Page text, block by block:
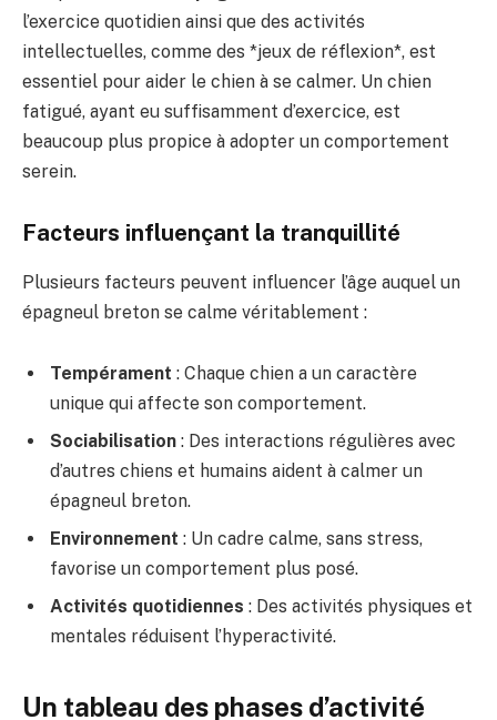
l’exercice quotidien ainsi que des activités
intellectuelles, comme des *jeux de réflexion*, est
essentiel pour aider le chien à se calmer. Un chien
fatigué, ayant eu suffisamment d’exercice, est
beaucoup plus propice à adopter un comportement
serein.
Facteurs influençant la tranquillité
Plusieurs facteurs peuvent influencer l’âge auquel un
épagneul breton se calme véritablement :
Tempérament : Chaque chien a un caractère
unique qui affecte son comportement.
Sociabilisation : Des interactions régulières avec
d’autres chiens et humains aident à calmer un
épagneul breton.
Environnement : Un cadre calme, sans stress,
favorise un comportement plus posé.
Activités quotidiennes : Des activités physiques et
mentales réduisent l’hyperactivité.
Un tableau des phases d’activité